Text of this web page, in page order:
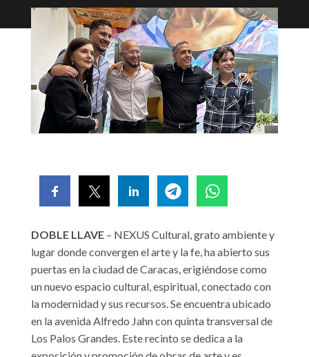
DOBLE LLAVE – NEXUS Cultural, grato ambiente y
lugar donde convergen el arte y la fe, ha abierto sus
puertas en la ciudad de Caracas, erigiéndose como
un nuevo espacio cultural, espiritual, conectado con
la modernidad y sus recursos. Se encuentra ubicado
en la avenida Alfredo Jahn con quinta transversal de
Los Palos Grandes. Este recinto se dedica a la